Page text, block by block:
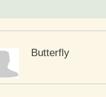
Butterfly